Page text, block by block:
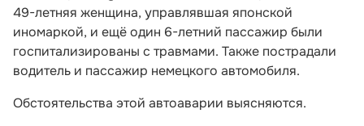
49-летняя женщина, управлявшая японской
иномаркой, и ещё один 6-летний пассажир были
госпитализированы с травмами. Также пострадали
водитель и пассажир немецкого автомобиля.
Обстоятельства этой автоаварии выясняются.